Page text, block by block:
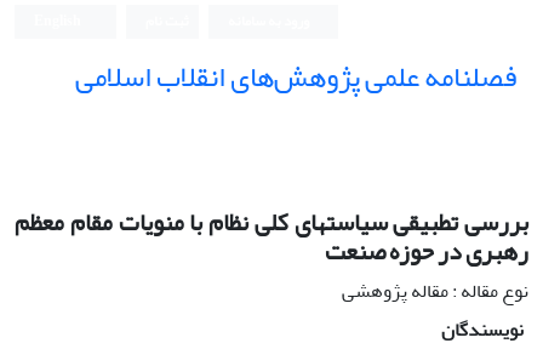
فصلنامه علمی پژوهش‌های انقلاب اسلامی
بررسی تطبیقی سیاستهای کلی نظام با منویات مقام معظم
رهبری در حوزه صنعت
نوع مقاله : مقاله پژوهشی
نویسندگان